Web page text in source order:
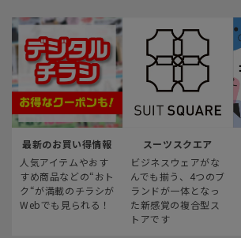
最新のお買い得情報
人気アイテムやおす
すめ商品などの“おト
ク“が満載のチラシが
Webでも見られる！
スーツスクエア
ビジネスウェアがな
んでも揃う、4つのブ
ランドが一体となっ
た新感覚の複合型ス
トアです